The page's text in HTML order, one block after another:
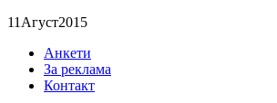
11 Агуст2015
Анкети
За реклама
Контакт